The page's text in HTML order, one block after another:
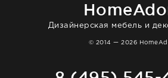
Дизайнерская мебель и
© 2014 — 2026